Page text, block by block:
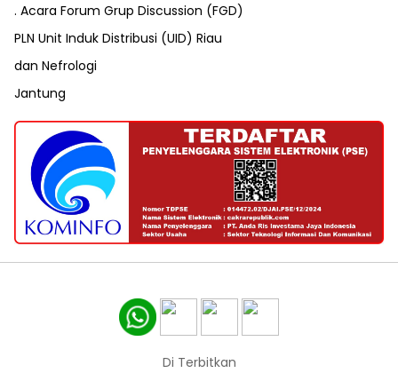
. Acara Forum Grup Discussion (FGD)
PLN Unit Induk Distribusi (UID) Riau
dan Nefrologi
Jantung
Di Terbitkan